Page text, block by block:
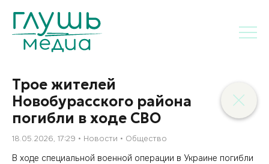
Трое жителей
Новобурасского района
погибли в ходе СВО
18.05.2026, 17:29 Новости Общество
В ходе специальной военной операции в Украине погибли